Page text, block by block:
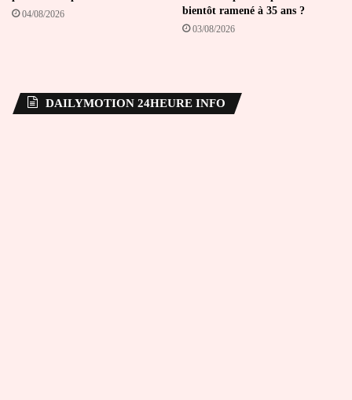
04/08/2026
bientôt ramené à 35 ans ?
03/08/2026
DAILYMOTION 24HEURE INFO